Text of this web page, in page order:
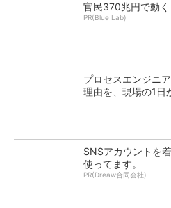
官民370兆円で動
PR(Blue Lab)
プロセスエンジニ
理由を、現場の1日
SNSアカウントを
使ってます。
PR(Dreaw合同会社)